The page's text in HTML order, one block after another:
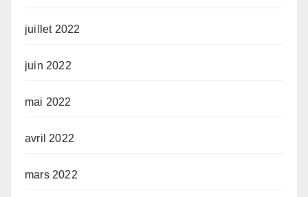
juillet 2022
juin 2022
mai 2022
avril 2022
mars 2022